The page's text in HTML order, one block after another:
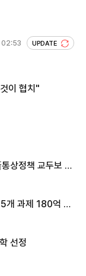
UPDATE
이 협치"
상정책 교두보 활
개 과제 180억 지
선정